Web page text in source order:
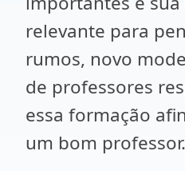
relevante para
rumos, novo
de professores
essa formação
um bom professor.